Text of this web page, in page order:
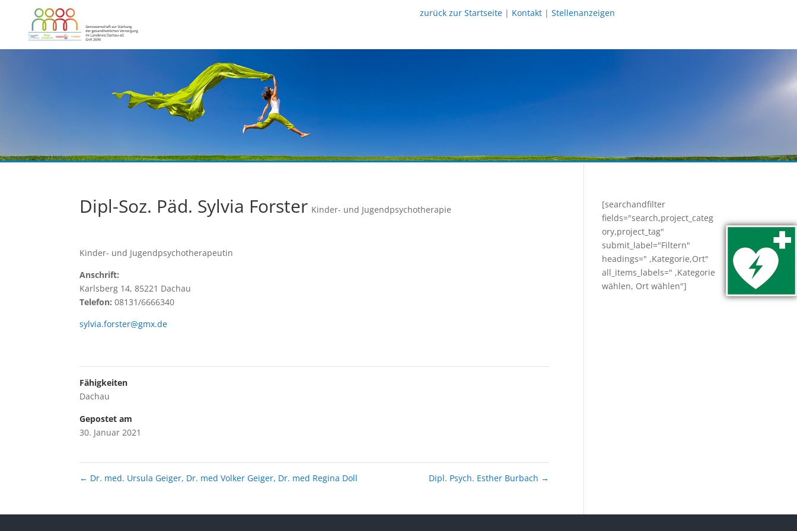
zurück zur Startseite | Kontakt |Stellenanzeigen
Dipl-Soz. Päd. Sylvia Forster Kinder- und Jugendpsychotherapie
Kinder- und Jugendpsychotherapeutin
Anschrift:
Karlsberg 14, 85221 Dachau
Telefon: 08131/6666340
sylvia.forster@gmx.de
Fähigkeiten
Dachau
Gepostet am
30. Januar 2021
← Dr. med. Ursula Geiger, Dr. med Volker Geiger, Dr. med Regina Doll Dipl. Psych. Esther Burbach →
[searchandfilter
fields="search,project_categ
ory,project_tag"
submit_label="Filtern"
headings=" ,Kategorie,Ort"
all_items_labels=" ,Kategorie
wählen, Ort wählen"]